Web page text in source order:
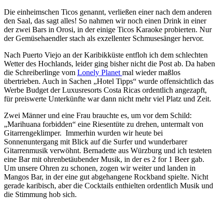
Die einheimschen Ticos genannt, verließen einer nach dem anderen
den Saal, das sagt alles! So nahmen wir noch einen Drink in einer
der zwei Bars in Orosi, in der einige Ticos Karaoke probierten. Nur
der Gemüsehaendler stach als exzellenter Schmusesänger hervor.
Nach Puerto Viejo an der Karibikküste entfloh ich dem schlechten
Wetter des Hochlands, leider ging bisher nicht die Post ab. Da haben
die Schreiberlinge vom Lonely Planet mal wieder maßlos
übertrieben. Auch in Sachen „Hotel Tipps“ wurde offensichtlich das
Werbe Budget der Luxusresorts Costa Ricas ordentlich angezapft,
für preiswerte Unterkünfte war dann nicht mehr viel Platz und Zeit.
Zwei Männer und eine Frau brauchte es, um vor dem Schild:
„Marihuana forbidden“ eine Riesentüte zu drehen, untermalt von
Gitarrengeklimper. Immerhin wurden wir heute bei
Sonnenuntergang mit Blick auf die Surfer und wunderbarer
Gitarrenmusik verwöhnt. Bernadette aus Würzburg und ich testeten
eine Bar mit ohrenbetäubender Musik, in der es 2 for 1 Beer gab.
Um unsere Ohren zu schonen, zogen wir weiter und landen in
Mangos Bar, in der eine gut abgehangene Rockband spielte. Nicht
gerade karibisch, aber die Cocktails enthielten ordentlich Musik und
die Stimmung hob sich.